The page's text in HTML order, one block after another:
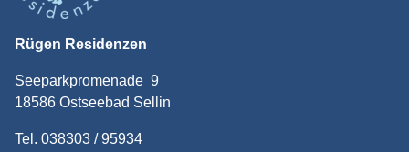
Rügen Residenzen
Seeparkpromenade 9
18586 Ostseebad Sellin
Tel. 038303 / 95934